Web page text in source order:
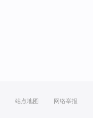
站点地图 网络举报